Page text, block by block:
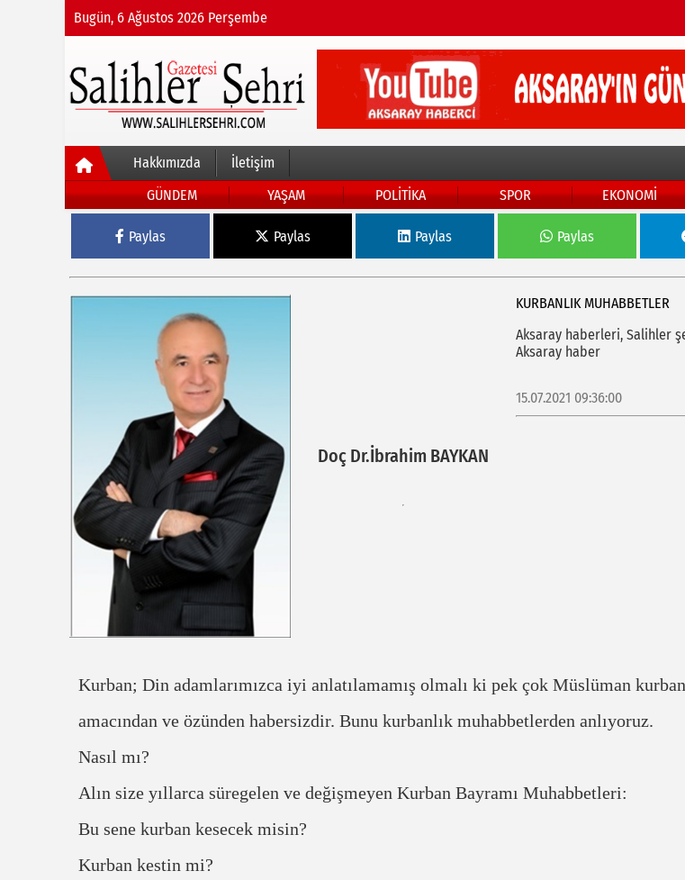
Bugün, 6 Ağustos 2026 Perşembe
Hakkımızda
İletişim
GÜNDEM
YAŞAM POLİTİKA SPOR EKONOMİ
Paylas Paylas Paylas Paylas
Doç Dr.İbrahim BAYKAN
KURBANLIK MUHABBETLER
Aksaray haberleri, Salihler
Aksaray haber
15.07.2021 09:36:00
Kurban; Din adamlarımızca iyi anlatılamamış olmalı ki pek çok Müslüman
amacından ve özünden habersizdir. Bunu kurbanlık muhabbetlerden anlıyoruz.
Nasıl mı?
Alın size yıllarca süregelen ve değişmeyen Kurban Bayramı Muhabbetleri:
Bu sene kurban kesecek misin?
Kurban kestin mi?